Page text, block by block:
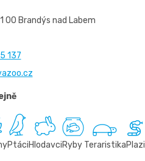
00 Brandýs nad Labem
137
PtáciHlodavciRyby TeraristikaPlazi